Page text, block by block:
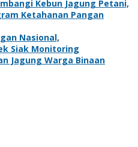
Kebun Jagung Petani,
Ketahanan Pangan
Nasional,
Siak Monitoring
Jagung Warga Binaan